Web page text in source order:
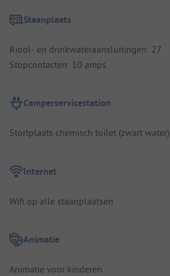
Staanplaats
Riool- en drinkwateraansluitingen: 27
Stopcontacten: 10 amps
Camperservicestation
Stortplaats chemisch toilet (zwart water)
Internet
Wifi op alle staanplaatsen
Animatie
Animatie voor kinderen